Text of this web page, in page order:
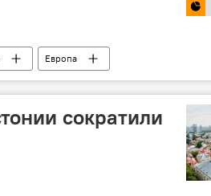
Европа
сократили